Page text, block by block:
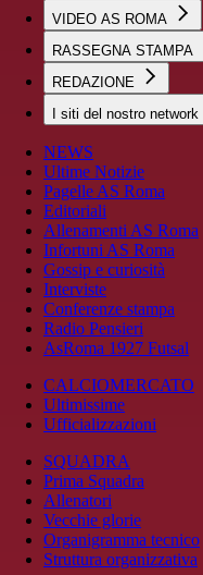
VIDEO AS ROMA
RASSEGNA STAMPA
REDAZIONE
I siti del nostro network
NEWS
Ultime Notizie
Pagelle AS Roma
Editoriali
Allenamenti AS Roma
Infortuni AS Roma
Gossip e curiosità
Interviste
Conferenze stampa
Radio Pensieri
AsRoma 1927 Futsal
CALCIOMERCATO
Ultimissime
Ufficializzazioni
SQUADRA
Prima Squadra
Allenatori
Vecchie glorie
Organigramma tecnico
Struttura organizzativa